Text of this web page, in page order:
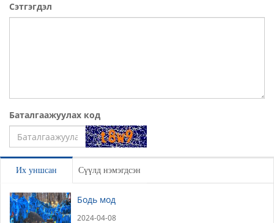
Сэтгэгдэл
Баталгаажуулах код
Их уншсан Сүүлд нэмэгдсэн
Бодь мод
2024-04-08